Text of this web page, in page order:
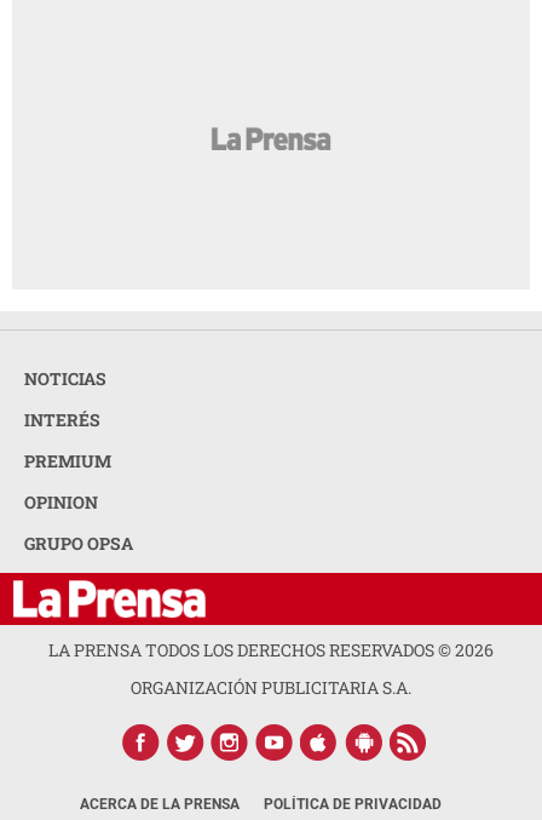
NOTICIAS
INTERÉS
PREMIUM
OPINION
GRUPO OPSA
LA PRENSA TODOS LOS DERECHOS RESERVADOS ©2026
ORGANIZACIÓN PUBLICITARIA S.A.
ACERCA DE LA PRENSA POLÍTICA DE PRIVACIDAD